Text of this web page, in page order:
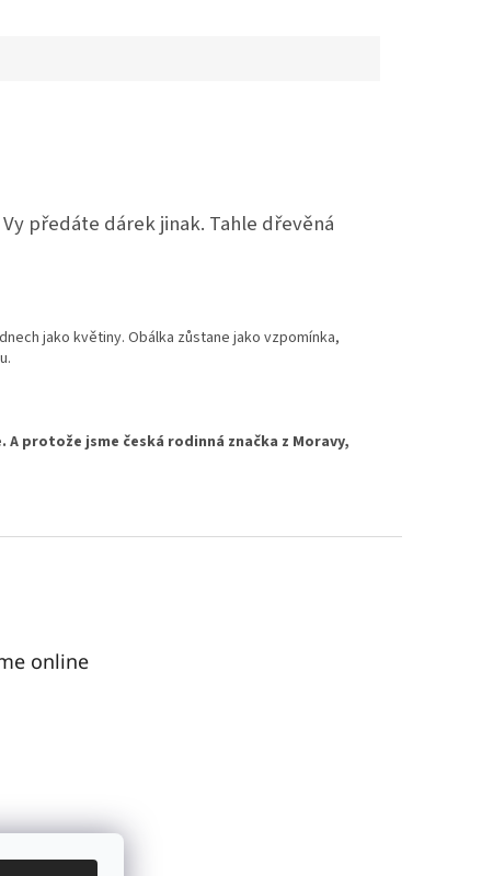
předáte dárek jinak. Tahle dřevěná
jako květiny. Obálka zůstane jako vzpomínka,
protože jsme česká rodinná značka z Moravy,
online